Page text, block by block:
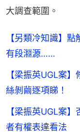
大調查範圍。
【另類冷知識】
有段淵源……
【梁振英UGL案
絲剝繭逐項睇！
【梁振英UGL案
者有權表達看法